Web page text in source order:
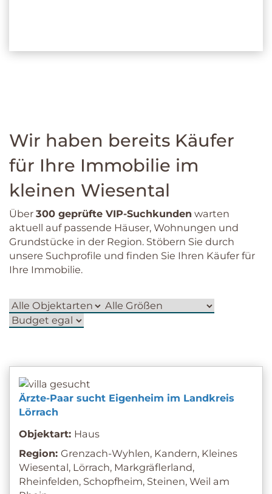
Wir haben bereits Käufer
für Ihre Immobilie im
kleinen Wiesental
Über 300 geprüfte VIP-Suchkunden warten
aktuell auf passende Häuser, Wohnungen und
Grundstücke in der Region. Stöbern Sie durch
unsere Suchprofile und finden Sie Ihren Käufer für
Ihre Immobilie.
Objektart
Zimmer
(mind.)
Budget
(mind.)
Ärzte-Paar sucht Eigenheim im Landkreis
Lörrach
Objektart: Haus
Region: Grenzach-Wyhlen, Kandern, Kleines
Wiesental, Lörrach, Markgräflerland,
Rheinfelden, Schopfheim, Steinen, Weil am